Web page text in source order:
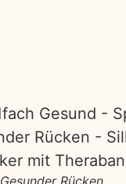
Gesunder Rücken